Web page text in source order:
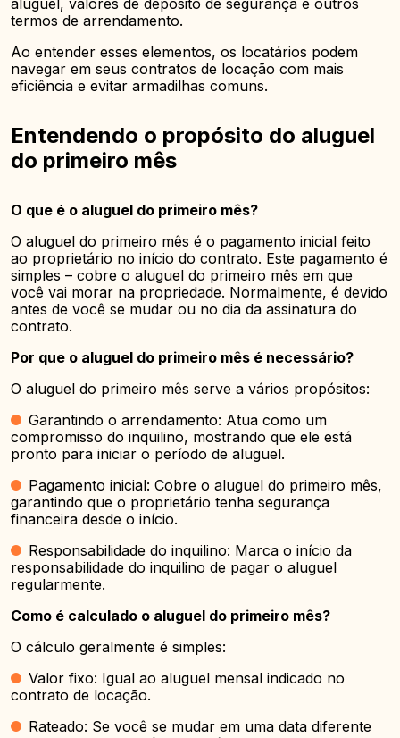
aluguel, valores de depósito de segurança e outros
termos de arrendamento.
Ao entender esses elementos, os locatários podem
navegar em seus contratos de locação com mais
eficiência e evitar armadilhas comuns.
Entendendo o propósito do aluguel
do primeiro mês
O que é o aluguel do primeiro mês?
O aluguel do primeiro mês é o pagamento inicial feito
ao proprietário no início do contrato. Este pagamento é
simples – cobre o aluguel do primeiro mês em que
você vai morar na propriedade. Normalmente, é devido
antes de você se mudar ou no dia da assinatura do
contrato.
Por que o aluguel do primeiro mês é necessário?
O aluguel do primeiro mês serve a vários propósitos:
Garantindo o arrendamento: Atua como um
compromisso do inquilino, mostrando que ele está
pronto para iniciar o período de aluguel.
Pagamento inicial: Cobre o aluguel do primeiro mês,
garantindo que o proprietário tenha segurança
financeira desde o início.
Responsabilidade do inquilino: Marca o início da
responsabilidade do inquilino de pagar o aluguel
regularmente.
Como é calculado o aluguel do primeiro mês?
O cálculo geralmente é simples:
Valor fixo: Igual ao aluguel mensal indicado no
contrato de locação.
Rateado: Se você se mudar em uma data diferente